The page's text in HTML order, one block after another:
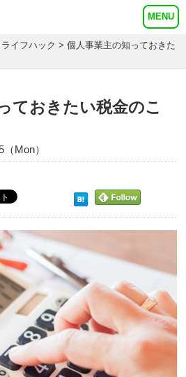
ライフハック > 個人事業主の知っておきた
ておきたい税金のこ
Mon）